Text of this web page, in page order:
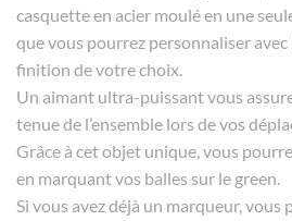
casquette en acier moulé en une
que vous pourrez personnaliser avec
finition de votre choix.
Un aimant ultra-puissant vous
tenue de l’ensemble lors de vos
Grâce à cet objet unique, vous
en marquant vos balles sur le green.
Si vous avez déjà un marqueur, vous